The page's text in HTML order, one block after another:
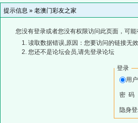
提示信息 » 老澳门彩友之家
您没有登录或者您没有权限访问此页面，可
读取数据错误,原因：您要访问的链接无
您还不是论坛会员,请先登录论坛
登录
用
密 码
隐身